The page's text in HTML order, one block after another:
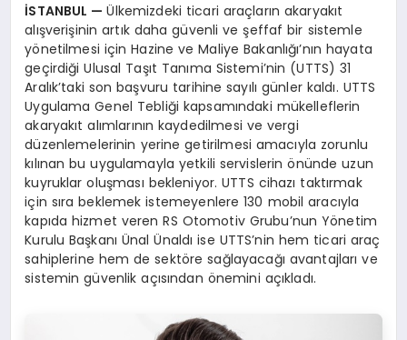
İSTANBUL —Ülkemizdeki ticari araçların akaryakıt
alışverişinin artık daha güvenli ve şeffaf bir sistemle
yönetilmesi için Hazine ve Maliye Bakanlığı’nın hayata
geçirdiği Ulusal Taşıt Tanıma Sistemi’nin (UTTS) 31
Aralık’taki son başvuru tarihine sayılı günler kaldı. UTTS
Uygulama Genel Tebliği kapsamındaki mükelleflerin
akaryakıt alımlarının kaydedilmesi ve vergi
düzenlemelerinin yerine getirilmesi amacıyla zorunlu
kılınan bu uygulamayla yetkili servislerin önünde uzun
kuyruklar oluşması bekleniyor. UTTS cihazı taktırmak
için sıra beklemek istemeyenlere 130 mobil aracıyla
kapıda hizmet veren RS Otomotiv Grubu’nun Yönetim
Kurulu Başkanı Ünal Ünaldı ise UTTS’nin hem ticari araç
sahiplerine hem de sektöre sağlayacağı avantajları ve
sistemin güvenlik açısından önemini açıkladı.